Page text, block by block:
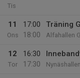
Tis
11
Ons
17:00
18:00
Träning
Alfahallen
12
Tor
16:30
17:30
Nynäshallen